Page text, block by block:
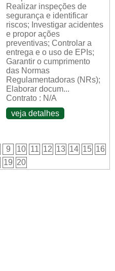
Realizar inspeções de
segurança e identificar
riscos; Investigar acidentes
e propor ações
preventivas; Controlar a
entrega e o uso de EPIs;
Garantir o cumprimento
das Normas
Regulamentadoras (NRs);
Elaborar docum...
Contrato : N/A
veja detalhes
9 10 11 12 13 14 15 16
19 20